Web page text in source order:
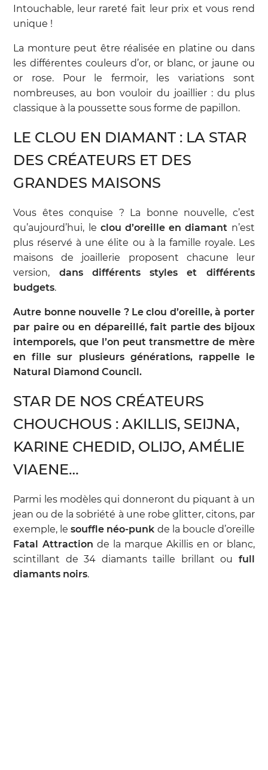
Intouchable, leur rareté fait leur prix et vous rend
unique !
La monture peut être réalisée en platine ou dans
les différentes couleurs d’or, or blanc, or jaune ou
or rose. Pour le fermoir, les variations sont
nombreuses, au bon vouloir du joaillier : du plus
classique à la poussette sous forme de papillon.
LE CLOU EN DIAMANT : LA STAR
DES CRÉATEURS ET DES
GRANDES MAISONS
Vous êtes conquise ? La bonne nouvelle, c’est
qu’aujourd’hui, le clou d’oreille en diamant n’est
plus réservé à une élite ou à la famille royale. Les
maisons de joaillerie proposent chacune leur
version, dans différents styles et différents
budgets.
Autre bonne nouvelle ? Le clou d’oreille, à porter
par paire ou en dépareillé, fait partie des bijoux
intemporels, que l’on peut transmettre de mère
en fille sur plusieurs générations, rappelle le
Natural Diamond Council.
STAR DE NOS CRÉATEURS
CHOUCHOUS : AKILLIS, SEIJNA,
KARINE CHEDID, OLIJO, AMÉLIE
VIAENE…
Parmi les modèles qui donneront du piquant à un
jean ou de la sobriété à une robe glitter, citons, par
exemple, lesouffle néo-punk de la boucle d’oreille
Fatal Attraction de la marque Akillis en or blanc,
scintillant de 34 diamants taille brillant ou full
diamants noirs.